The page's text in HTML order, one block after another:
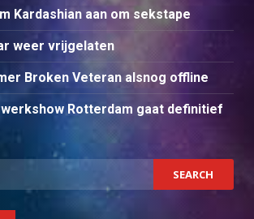
Kardashian aan om sekstape
weer vrijgelaten
Broken Veteran alsnog offline
Rotterdam gaat definitief